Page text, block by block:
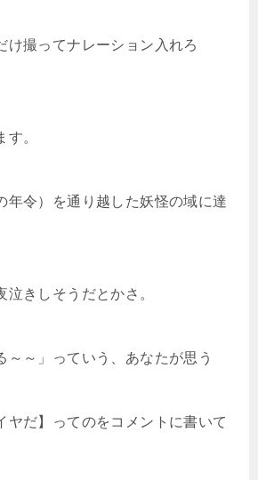
け撮ってナレーション入れろ
。
年令）を通り越した妖怪の域に達
きしそうだとかさ。
～～」っていう、あなたが思う
ヤだ】ってのをコメントに書いて